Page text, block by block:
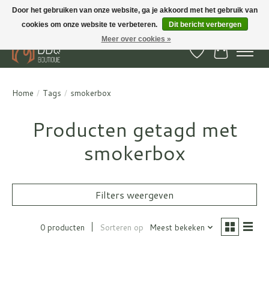
BBQ Boutique - Gratis verzenden en afhalen in Hedel en Kesteren
Verlanglijst
Home / Tags / smokerbox
Producten getagd met
smokerbox
Filters weergeven
0 producten Sorteren op Meest bekeken
Door het gebruiken van onze website, ga je akkoord met het gebruik van
cookies om onze website te verbeteren.
Dit bericht verbergen
Meer over cookies »